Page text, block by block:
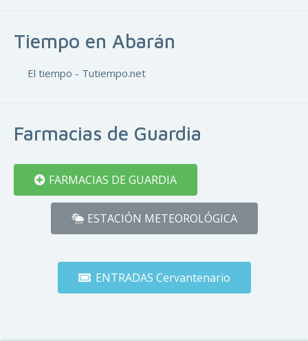
Tiempo en Abarán
El tiempo - Tutiempo.net
Farmacias de Guardia
FARMACIAS DE GUARDIA
ESTACIÓN METEOROLÓGICA
ENTRADAS Cervantenario